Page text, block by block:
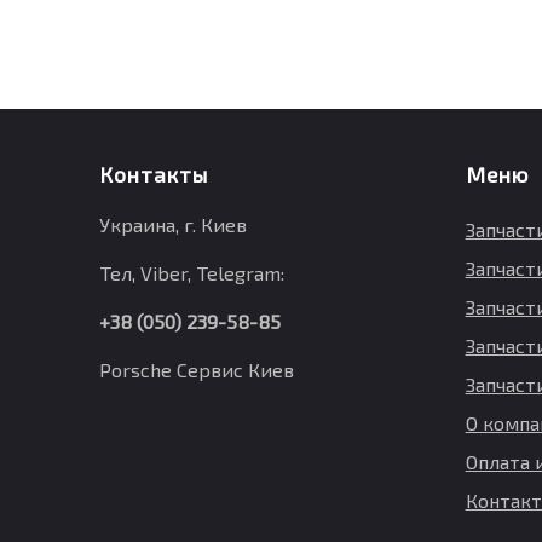
Контакты
Украина, г. Киев
Тел, Viber, Telegram:
+38 (050) 239-58-85
Porsche Сервис Киев
Меню
О
Оплата